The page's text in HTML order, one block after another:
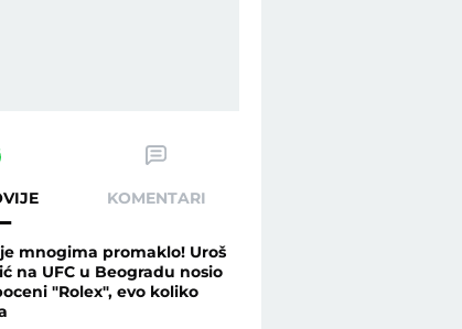
Telegraf.rs
KOMENTARI
mnogima promaklo! Uroš
na UFC u Beogradu nosio
"Rolex", evo koliko